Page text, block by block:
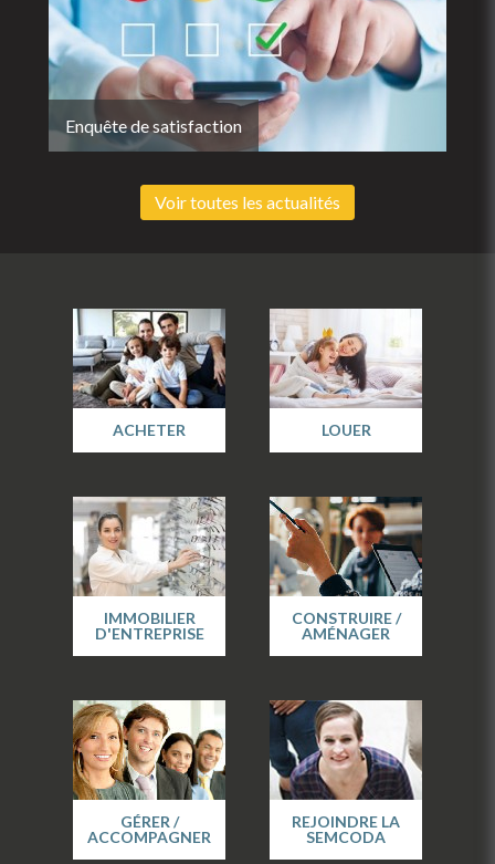
Enquête de satisfaction
Voir toutes les actualités
ACHETER LOUER
IMMOBILIER
D'ENTREPRISE
CONSTRUIRE /
AMÉNAGER
GÉRER /
ACCOMPAGNER
REJOINDRE LA
SEMCODA